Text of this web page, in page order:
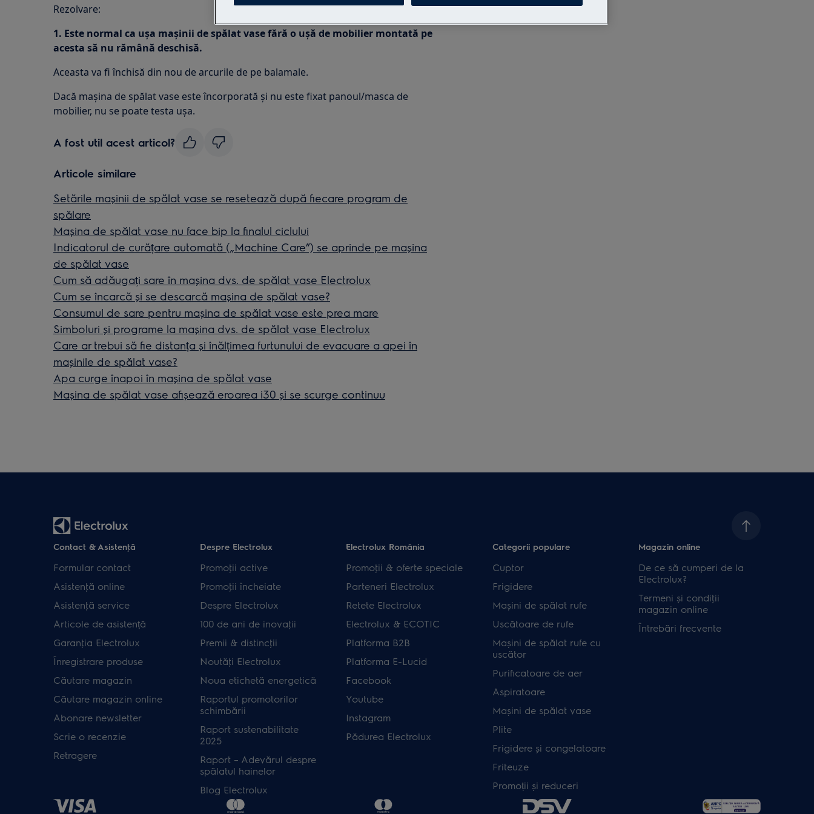
Rezolvare:
1. Este normal ca ușa mașinii de spălat vase fără o ușă de mobilier montată pe
acesta să nu rămână deschisă.
Aceasta va fi închisă din nou de arcurile de pe balamale.
Dacă mașina de spălat vase este încorporată și nu este fixat panoul/masca de
mobilier, nu se poate testa ușa.
A fost util acest articol?
Articole similare
Setările mașinii de spălat vase se resetează după fiecare program de
spălare
Mașina de spălat vase nu face bip la finalul ciclului
Indicatorul de curățare automată („Machine Care”) se aprinde pe mașina
de spălat vase
Cum să adăugați sare în mașina dvs. de spălat vase Electrolux
Cum se încarcă și se descarcă mașina de spălat vase?
Consumul de sare pentru mașina de spălat vase este prea mare
Simboluri și programe la mașina dvs. de spălat vase Electrolux
Care ar trebui să fie distanța și înălțimea furtunului de evacuare a apei în
mașinile de spălat vase?
Apa curge înapoi în mașina de spălat vase
Maşina de spălat vase afişează eroarea i30 şi se scurge continuu
Contact & Asistenţă
Formular contact
Asistenţă online
Asistenţă service
Articole de asistență
Garanţia Electrolux
Înregistrare produse
Căutare magazin
Căutare magazin online
Abonare newsletter
Scrie o recenzie
Retragere
Despre Electrolux
Promoţii active
Promoţii încheiate
Despre Electrolux
100 de ani de inovaţii
Premii & distincţii
Noutăţi Electrolux
Noua etichetă energetică
Raportul promotorilor
schimbării
Raport sustenabilitate
2025
Raport – Adevărul despre
spălatul hainelor
Blog Electrolux
Electrolux România
Promoţii & oferte speciale
Parteneri Electrolux
Retete Electrolux
Electrolux & ECOTIC
Platforma B2B
Platforma E-Lucid
Facebook
Youtube
Instagram
Pădurea Electrolux
Categorii populare
Cuptor
Frigidere
Mașini de spălat rufe
Uscătoare de rufe
Mașini de spălat rufe cu
uscător
Purificatoare de aer
Aspiratoare
Mașini de spălat vase
Plite
Frigidere și congelatoare
Friteuze
Promoții și reduceri
Magazin online
De ce să cumperi de la
Electrolux?
Termeni și condiţii
magazin online
Întrebări frecvente